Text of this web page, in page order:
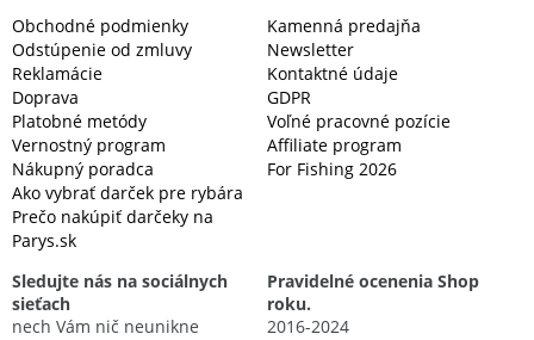
Obchodné podmienky
Odstúpenie od zmluvy
Reklamácie
Doprava
Platobné metódy
Vernostný program
Nákupný poradca
Ako vybrať darček pre rybára
Prečo nakúpiť darčeky na
Parys.sk
Kamenná predajňa
Newsletter
Kontaktné údaje
GDPR
Voľné pracovné pozície
Affiliate program
For Fishing 2026
Sledujte nás na sociálnych
sieťach
nech Vám nič neunikne
Pravidelné ocenenia Shop
roku.
2016-2024